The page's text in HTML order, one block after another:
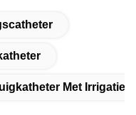
Met